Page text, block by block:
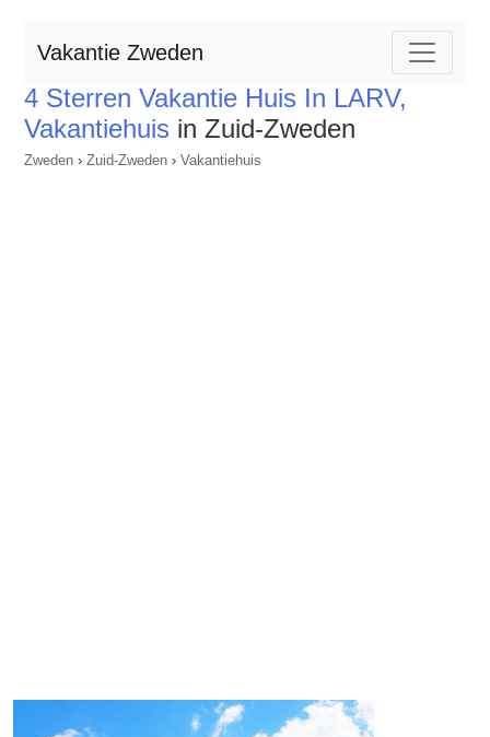
Vakantie Zweden
4 Sterren Vakantie Huis In LARV,
Vakantiehuis in Zuid-Zweden
Zweden › Zuid-Zweden › Vakantiehuis